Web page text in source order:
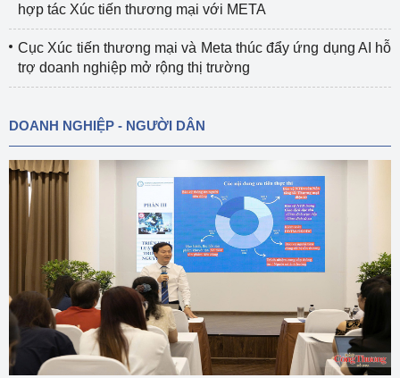
hợp tác Xúc tiến thương mại với META
Cục Xúc tiến thương mại và Meta thúc đẩy ứng dụng AI hỗ
trợ doanh nghiệp mở rộng thị trường
DOANH NGHIỆP - NGƯỜI DÂN